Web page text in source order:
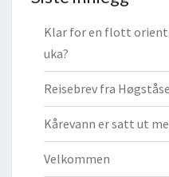
Klar for en flott
uka?
Reisebrev fra
Kårevann er satt ut
Velkommen